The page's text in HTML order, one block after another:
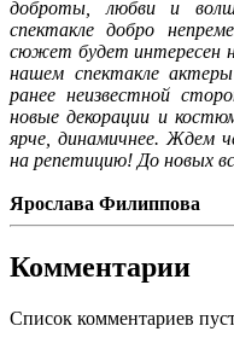
доброты, любви и
спектакле добро
сюжет будет интересен
нашем спектакле
ранее неизвестной
новые декорации и
ярче, динамичнее. Ждем
на репетицию! До новых
Ярослава Филиппова
Комментарии
Список комментариев